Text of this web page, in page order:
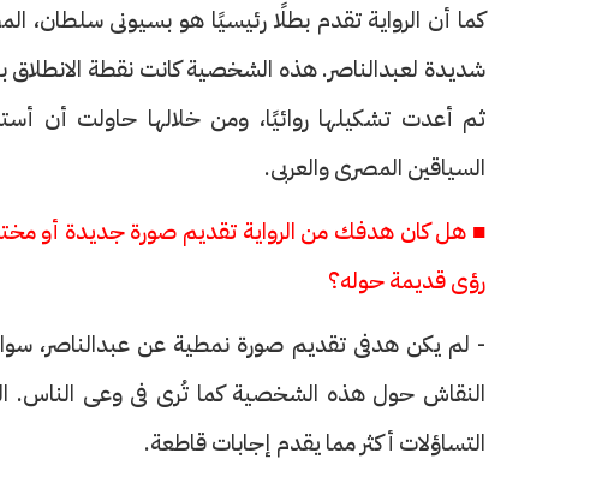
كما أن الرواية تقدم بطلًا رئيسيًا هو بسيونى
شديدة لعبدالناصر. هذه الشخصية كانت نقطة
ثم أعدت تشكيلها روائيًا، ومن خلالها حاولت أن
السياقين المصرى والعربى.
■ هل كان هدفك من الرواية تقديم صورة جديدة أو
رؤى قديمة حوله؟
- لم يكن هدفى تقديم صورة نمطية عن عبدالناصر،
النقاش حول هذه الشخصية كما تُرى فى وعى الناس.
التساؤلات أكثر مما يقدم إجابات قاطعة.